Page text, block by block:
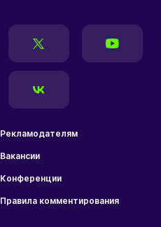
Рекламодателям
Вакансии
Конференции
Правила комментирования